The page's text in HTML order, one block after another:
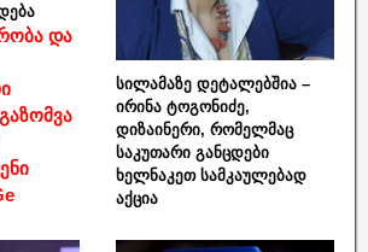
და
სილამაზე დეტალებშია –
ირინა ტოგონიძე,
დიზაინერი, რომელმაც
საკუთარი განცდები
ხელნაკეთ სამკაულებად
აქცია